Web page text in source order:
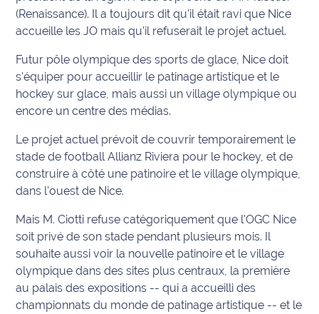
Défense
2026
Contenus
Partenaires
L'invité(e)
de la
rédaction
coeur
Maritima
Fil
rouge
Maritima
(Renaissance). Il a toujours dit qu'il était ravi que Nice
accueille les JO mais qu'il refuserait le projet actuel.
Futur pôle olympique des sports de glace, Nice doit
s'équiper pour accueillir le patinage artistique et le
hockey sur glace, mais aussi un village olympique ou
encore un centre des médias.
Le projet actuel prévoit de couvrir temporairement le
stade de football Allianz Riviera pour le hockey, et de
construire à côté une patinoire et le village olympique,
dans l'ouest de Nice.
Mais M. Ciotti refuse catégoriquement que l'OGC Nice
soit privé de son stade pendant plusieurs mois. Il
souhaite aussi voir la nouvelle patinoire et le village
olympique dans des sites plus centraux, la première
au palais des expositions -- qui a accueilli des
championnats du monde de patinage artistique -- et le